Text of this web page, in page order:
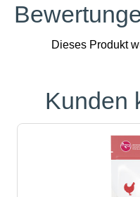
Produktgalerie
Kunden